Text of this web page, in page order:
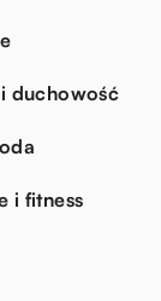
duchowość
i fitness